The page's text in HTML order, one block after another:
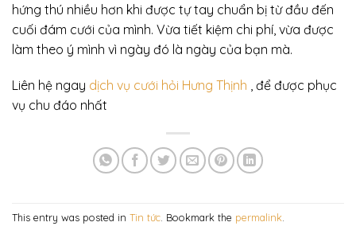
hứng thú nhiều hơn khi được tự tay chuẩn bị từ đầu đến
cuối đám cưới của mình. Vừa tiết kiệm chi phí, vừa được
làm theo ý mình vì ngày đó là ngày của bạn mà.
Liên hệ ngay dịch vụ cưới hỏi Hưng Thịnh , để được phục
vụ chu đáo nhất
This entry was posted in Tin tức . Bookmark the permalink